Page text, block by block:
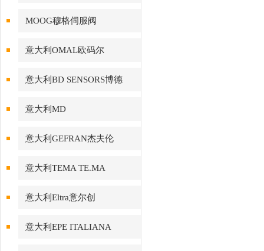
MOOG穆格伺服阀
意大利OMAL欧码尔
意大利BD SENSORS博德
意大利MD
意大利GEFRAN杰夫伦
意大利TEMA TE.MA
意大利Eltra意尔创
意大利EPE ITALIANA